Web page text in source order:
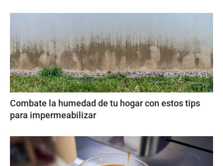
Combate la humedad de tu hogar con estos tips
para impermeabilizar